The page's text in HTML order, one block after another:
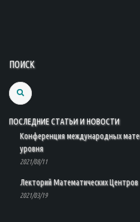
ПОИСК
Search
ПОСЛЕДНИЕ СТАТЬИ И НОВОСТИ
Конференция международных
уровня
2021/08/11
Лекторий Математических Центров
2021/03/19